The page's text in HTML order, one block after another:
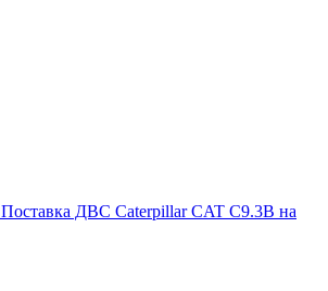
Поставка ДВС Caterpillar CAT C9.3B на